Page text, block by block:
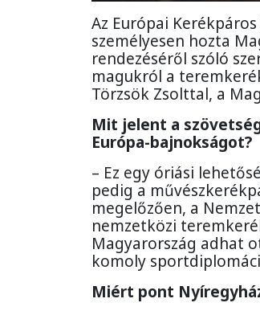
Az Európai
személyesen hozta
rendezéséről szóló
magukról a
Törzsök Zsolttal, a
Mit jelent a
Európa-bajnokságot?
– Ez egy óriási
pedig a
megelőzően, a
nemzetközi
Magyarország adhat
komoly
Miért pont